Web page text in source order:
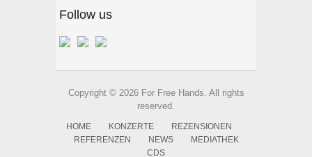
Follow us
Copyright © 2026 For Free Hands. All rights
reserved.
HOME KONZERTE
REZENSIONEN
REFERENZEN
NEWS
MEDIATHEK
CDS